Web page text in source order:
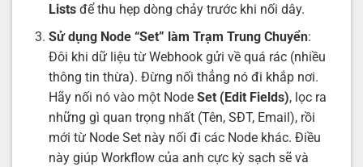
Listsđể thu hẹp dòng chảy trước khi nối dây.
Sử dụng Node “Set” làm Trạm Trung Chuyển:
Đôi khi dữ liệu từ Webhook gửi về quá rác (nhiều
thông tin thừa). Đừng nối thẳng nó đi khắp nơi.
Hãy nối nó vào một Node Set (Edit Fields), lọc ra
những gì quan trọng nhất (Tên, SĐT, Email), rồi
mới từ Node Set này nối đi các Node khác. Điều
này giúp Workflow của anh cực kỳ sạch sẽ và